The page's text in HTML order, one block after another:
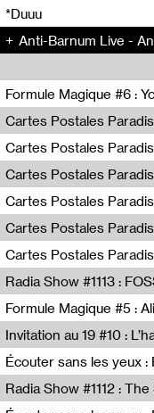
*Duuu
Anti-Barnum Live -
Formule Magique #6 :
Nathalie Lacroix,Yoann
Cartes Postales
Zoé Leroux
Cartes Postales
Aurore Portales
Cartes Postales
Mathias Dupaquier
Cartes Postales
Raymond Engramer
Cartes Postales
Sarah Banville
Cartes Postales
Mateo Cuin
Wave Farm
Formule Magique #5 :
Nathalie Lacroix
Invitation au 19 #10 :
19, CRAC
Écouter sans les yeux :
Feriel Boushaki
00
00